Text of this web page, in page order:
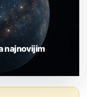
najnovijim